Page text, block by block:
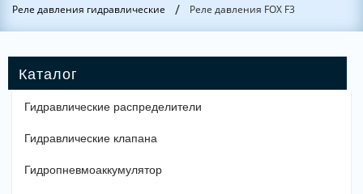
Реле давления гидравлические / Реле давления FOX F3
Гидравлические распределители
Гидравлические клапана
Гидропневмоаккумулятор